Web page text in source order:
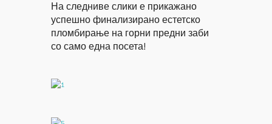
На следниве слики е прикажано
успешно финализирано естетско
пломбирање на горни предни заби
со само една посета!